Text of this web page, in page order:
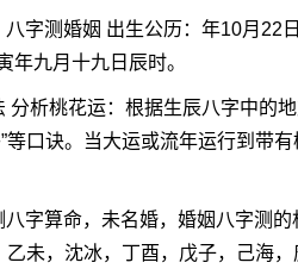
字测婚姻 出生公历：年10月22
年九月十九日辰时。
分析桃花运：根据生辰八字中的
等口诀。当大运或流年运行到带
字算命，未名婚，婚姻八字测
未，沈冰，丁酉，戊子，己海